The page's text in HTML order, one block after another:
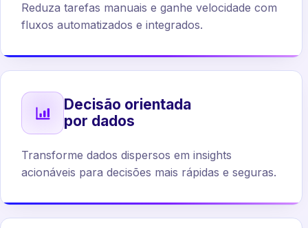
Reduza tarefas manuais e ganhe velocidade com
fluxos automatizados e integrados.
Decisão orientada
por dados
Transforme dados dispersos em insights
acionáveis para decisões mais rápidas e seguras.